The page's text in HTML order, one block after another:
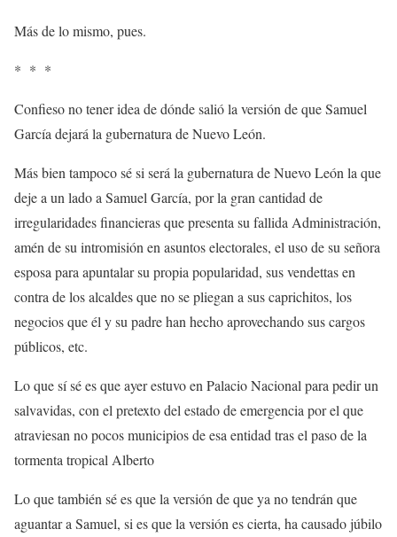
Más de lo mismo, pues.
* * *
Confieso no tener idea de dónde salió la versión de que Samuel
García dejará la gubernatura de Nuevo León.
Más bien tampoco sé si será la gubernatura de Nuevo León la que
deje a un lado a Samuel García, por la gran cantidad de
irregularidades financieras que presenta su fallida Administración,
amén de su intromisión en asuntos electorales, el uso de su señora
esposa para apuntalar su propia popularidad, sus vendettas en
contra de los alcaldes que no se pliegan a sus caprichitos, los
negocios que él y su padre han hecho aprovechando sus cargos
públicos, etc.
Lo que sí sé es que ayer estuvo en Palacio Nacional para pedir un
salvavidas, con el pretexto del estado de emergencia por el que
atraviesan no pocos municipios de esa entidad tras el paso de la
tormenta tropical Alberto
Lo que también sé es que la versión de que ya no tendrán que
aguantar a Samuel, si es que la versión es cierta, ha causado júbilo